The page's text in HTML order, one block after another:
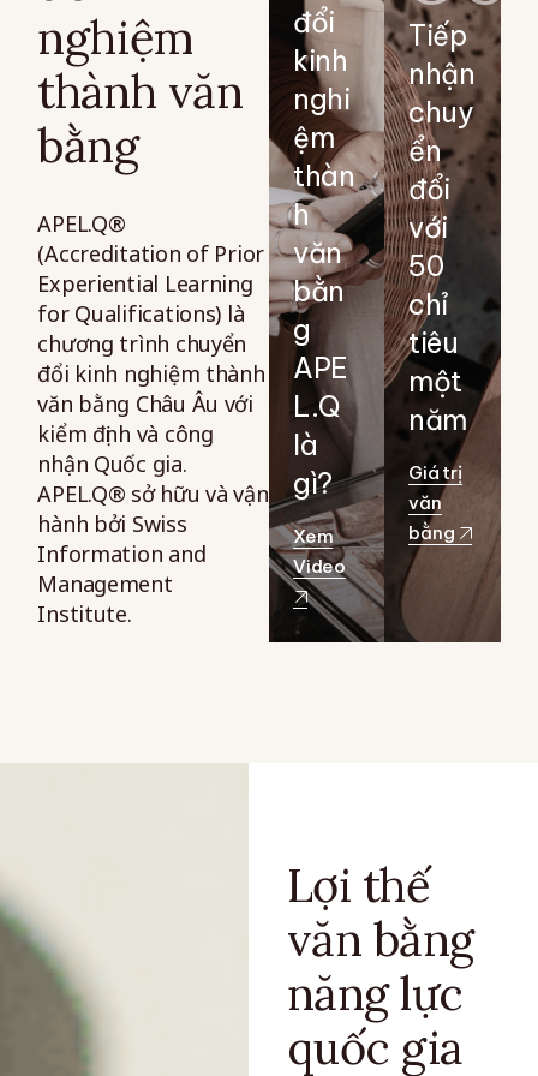
nghiệm
thành văn
bằng
APEL.Q®
(Accreditation of Prior
Experiential Learning
for Qualifications) là
chương trình chuyển
đổi kinh nghiệm thành
văn bằng Châu Âu với
kiểm định và công
nhận Quốc gia.
APEL.Q® sở hữu và vận
hành bởi Swiss
Information and
Management
Institute.
đổi
kinh
nghi
ệm
thàn
h
văn
bằn
g
APE
L.Q
là
gì?
Xem
Video
Tiếp
nhận
chuy
ển
đổi
với
50
chỉ
tiêu
một
năm
Giá trị
văn
bằng
Lợi thế
văn bằng
năng lực
quốc gia